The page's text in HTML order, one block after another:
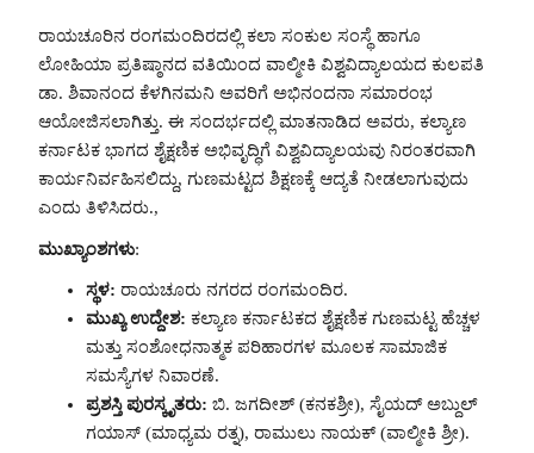
ರಾಯಚೂರಿನ ರಂಗಮಂದಿರದಲ್ಲಿ ಕಲಾ ಸಂಕುಲ ಸಂಸ್ಥೆ ಹಾಗೂ
ಲೋಹಿಯಾ ಪ್ರತಿಷ್ಠಾನದ ವತಿಯಿಂದ ವಾಲ್ಮೀಕಿ ವಿಶ್ವವಿದ್ಯಾಲಯದ ಕುಲಪತಿ
ಡಾ. ಶಿವಾನಂದ ಕೆಳಗಿನಮನಿ ಅವರಿಗೆ ಅಭಿನಂದನಾ ಸಮಾರಂಭ
ಆಯೋಜಿಸಲಾಗಿತ್ತು. ಈ ಸಂದರ್ಭದಲ್ಲಿ ಮಾತನಾಡಿದ ಅವರು, ಕಲ್ಯಾಣ
ಕರ್ನಾಟಕ ಭಾಗದ ಶೈಕ್ಷಣಿಕ ಅಭಿವೃದ್ಧಿಗೆ ವಿಶ್ವವಿದ್ಯಾಲಯವು ನಿರಂತರವಾಗಿ
ಕಾರ್ಯನಿರ್ವಹಿಸಲಿದ್ದು, ಗುಣಮಟ್ಟದ ಶಿಕ್ಷಣಕ್ಕೆ ಆದ್ಯತೆ ನೀಡಲಾಗುವುದು
ಎಂದು ತಿಳಿಸಿದರು.,
ಮುಖ್ಯಾಂಶಗಳು:
ಸ್ಥಳ: ರಾಯಚೂರು ನಗರದ ರಂಗಮಂದಿರ.
ಮುಖ್ಯ ಉದ್ದೇಶ: ಕಲ್ಯಾಣ ಕರ್ನಾಟಕದ ಶೈಕ್ಷಣಿಕ ಗುಣಮಟ್ಟ ಹೆಚ್ಚಳ
ಮತ್ತು ಸಂಶೋಧನಾತ್ಮಕ ಪರಿಹಾರಗಳ ಮೂಲಕ ಸಾಮಾಜಿಕ
ಸಮಸ್ಯೆಗಳ ನಿವಾರಣೆ.
ಪ್ರಶಸ್ತಿ ಪುರಸ್ಕೃತರು: ಬಿ. ಜಗದೀಶ್ (ಕನಕಶ್ರೀ), ಸೈಯದ್ ಅಬ್ದುಲ್
ಗಯಾಸ್ (ಮಾಧ್ಯಮ ರತ್ನ), ರಾಮುಲು ನಾಯಕ್ (ವಾಲ್ಮೀಕಿ ಶ್ರೀ).